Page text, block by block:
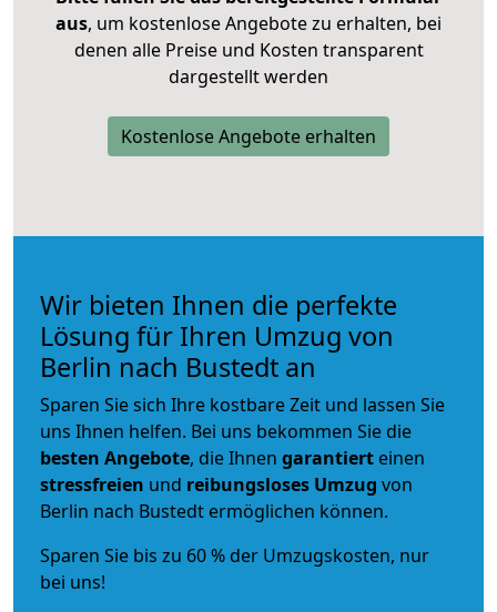
aus, um kostenlose Angebote zu erhalten, bei
denen alle Preise und Kosten transparent
dargestellt werden
Kostenlose Angebote erhalten
Wir bieten Ihnen die perfekte
Lösung für Ihren Umzug von
Berlin nach Bustedt an
Sparen Sie sich Ihre kostbare Zeit und lassen Sie
uns Ihnen helfen. Bei uns bekommen Sie die
besten Angebote, die Ihnen garantiert einen
stressfreien und reibungsloses Umzug von
Berlin nach Bustedt ermöglichen können.
Sparen Sie bis zu 60 % der Umzugskosten, nur
bei uns!